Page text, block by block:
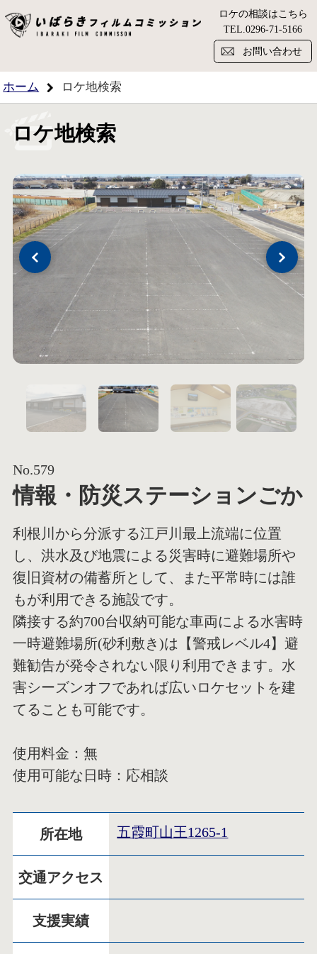
い
ロケの相談はこちら
TEL.0296-71-5166
お問い合わせ
ホーム ロケ地検索
ロケ地検索
Previous
1
No.579
情報・防災ステーションごか
利根川から分派する江戸川最上流端に位置
し、洪水及び地震による災害時に避難場所や
復旧資材の備蓄所として、また平常時には誰
もが利用できる施設です。
隣接する約700台収納可能な車両による水害時
一時避難場所(砂利敷き)は【警戒レベル4】避
難勧告が発令されない限り利用できます。水
害シーズンオフであれば広いロケセットを建
てることも可能です。
使用料金：無
使用可能な日時：応相談
所在地 五霞町山王1265-1
交通アクセス
支援実績